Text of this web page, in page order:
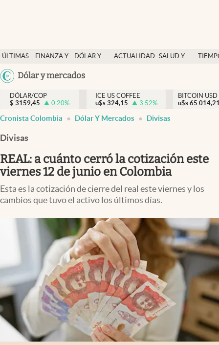
ÚLTIMAS
NOTICIAS
FINANZA Y
DÓLAR Y
ACTUALIDAD SALUD Y
México
Dólar y mercados
Salud y nutrición
Vida espiritual
Actualidad
Colombia
DÓLAR/COP
$ 3159,45 0.20%
ICE US COFFEE
u$s 324,15 3.52%
BITCOIN USD
u$s
Cronista Colombia Dólar Y Mercados Divisas
Divisas
REAL: a cuánto cerró la cotización este
viernes 12 de junio en Colombia
Esta es la cotización de cierre del real este viernes y los
cambios que tuvo el activo los últimos días.